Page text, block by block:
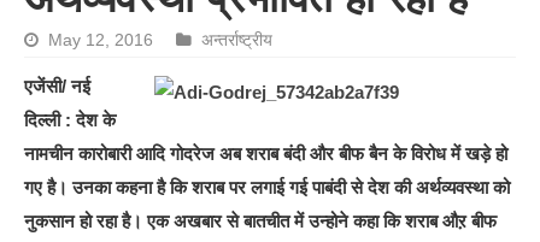
May 12, 2016 अन्तर्राष्ट्रीय
एजेंसी/ नई
दिल्ली : देश के
नामचीन कारोबारी आदि गोदरेज अब शराब बंदी और बीफ बैन के विरोध में खड़े हो
गए है। उनका कहना है कि शराब पर लगाई गई पाबंदी से देश की अर्थव्यवस्था को
नुकसान हो रहा है। एक अखबार से बातचीत में उन्होने कहा कि शराब औऱ बीफ